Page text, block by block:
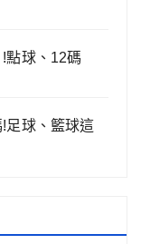
點球、12碼
!足球、籃球這